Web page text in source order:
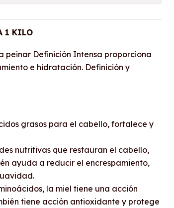
1 KILO
peinar Definición Intensa proporciona
e hidratación. Definición y
grasos para el cabello, fortalece y
nutritivas que restauran el cabello,
ayuda a reducir el encrespamiento,
la miel tiene una acción
tiene acción antioxidante y protege